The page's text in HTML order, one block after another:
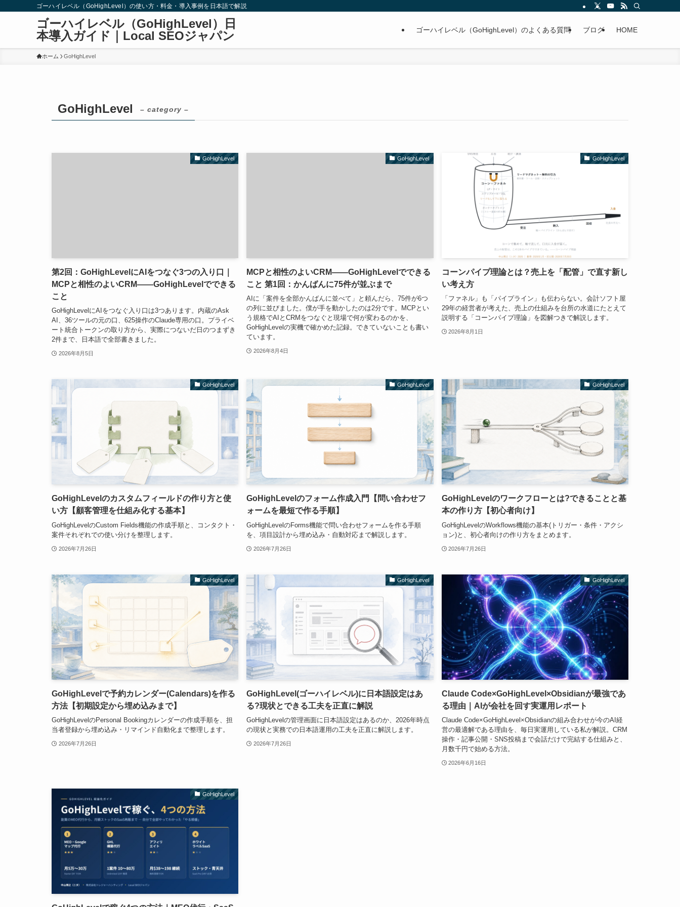
ゴーハイレベル（GoHighLevel）の使い方・料金・導入事例を日本語で解説
ゴーハイレベル（GoHighLevel）日
本導入ガイド｜Local SEOジャパン
ゴーハイレベル（GoHighLevel）のよくある質問 ブログ HOME
ホーム GoHighLevel
GoHighLevel – category –
GoHighLevel
第2回：GoHighLevelにAIをつなぐ3つの入り口｜
MCPと相性のよいCRM——GoHighLevelでできる
こと
GoHighLevelにAIをつなぐ入り口は3つあります。内蔵のAsk
AI、36ツールの元の口、625操作のClaude専用の口。プライベ
ート統合トークンの取り方から、実際につないだ日のつまずき
2件まで、日本語で全部書きました。
2026年8月5日
GoHighLevel
MCPと相性のよいCRM——GoHighLevelでできる
こと 第1回：かんばんに75件が並ぶまで
AIに「案件を全部かんばんに並べて」と頼んだら、75件が6つ
の列に並びました。僕が手を動かしたのは2分です。MCPとい
う規格でAIとCRMをつなぐと現場で何が変わるのかを、
GoHighLevelの実機で確かめた記録。できていないことも書い
ています。
2026年8月4日
GoHighLevel
コーンパイプ理論とは？売上を「配管」で直す新し
い考え方
「ファネル」も「パイプライン」も伝わらない。会計ソフト屋
29年の経営者が考えた、売上の仕組みを台所の水道にたとえて
説明する「コーンパイプ理論」を図解つきで解説します。
2026年8月1日
GoHighLevel
GoHighLevelのカスタムフィールドの作り方と使
い方【顧客管理を仕組み化する基本】
GoHighLevelのCustom Fields機能の作成手順と、コンタクト・
案件それぞれでの使い分けを整理します。
2026年7月26日
GoHighLevel
GoHighLevelのフォーム作成入門【問い合わせフ
ォームを最短で作る手順】
GoHighLevelのForms機能で問い合わせフォームを作る手順
を、項目設計から埋め込み・自動対応まで解説します。
2026年7月26日
GoHighLevel
GoHighLevelのワークフローとは?できることと基
本の作り方【初心者向け】
GoHighLevelのWorkflows機能の基本(トリガー・条件・アクシ
ョン)と、初心者向けの作り方をまとめます。
2026年7月26日
GoHighLevel
GoHighLevelで予約カレンダー(Calendars)を作る
方法【初期設定から埋め込みまで】
GoHighLevelのPersonal Bookingカレンダーの作成手順を、担
当者登録から埋め込み・リマインド自動化まで整理します。
2026年7月26日
GoHighLevel
GoHighLevel(ゴーハイレベル)に日本語設定はあ
る?現状とできる工夫を正直に解説
GoHighLevelの管理画面に日本語設定はあるのか、2026年時点
の現状と実務での日本語運用の工夫を正直に解説します。
2026年7月26日
GoHighLevel
Claude Code×GoHighLevel×Obsidianが最強であ
る理由｜AIが会社を回す実運用レポート
Claude Code×GoHighLevel×Obsidianの組み合わせが今のAI経
営の最適解である理由を、毎日実運用している私が解説。CRM
操作・記事公開・SNS投稿まで会話だけで完結する仕組みと、
月数千円で始める方法。
2026年6月16日
GoHighLevel